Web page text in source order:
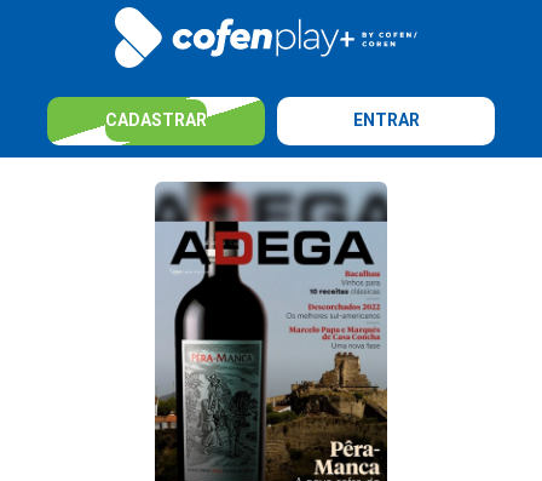
CADASTRAR ENTRAR